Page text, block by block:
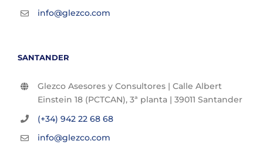
info@glezco.com
SANTANDER
Glezco Asesores y Consultores | Calle Albert
Einstein 18 (PCTCAN), 3ª planta | 39011 Santander
(+34) 942 22 68 68
info@glezco.com